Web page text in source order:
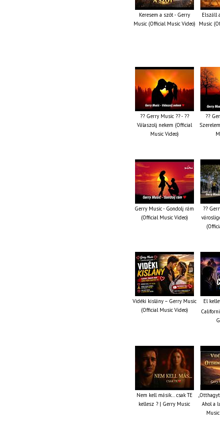
Keresem a szót - Gerry
Music (Official Music Video)
Elszáll
Music
?? Gerry Music ?? - ??
Válaszolj nekem (Official
Music Video)
??
Gerry Music - Gondolj rám
(Official Music Video)
??
Vidéki kislány – Gerry Music
(Official Music Video)
El
Nem kell másik… csak TE
kellesz ? | Gerry Music
Ahol a